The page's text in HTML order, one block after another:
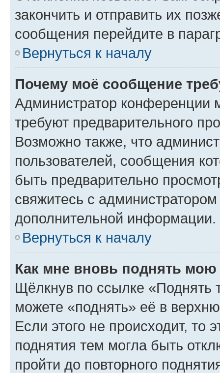
закончить и отправить их
сообщения перейдите в
Вернуться к началу
Почему моё сообщение
Администратор конференции
требуют предварительного
Возможно также, что
пользователей, сообщения
быть предварительно
свяжитесь с
дополнительной информации.
Вернуться к началу
Как мне вновь поднять мою
Щёлкнув по ссылке «Поднять
можете «поднять» её в
Если этого не происходит, то
поднятия тем могла быть
пройти до повторного